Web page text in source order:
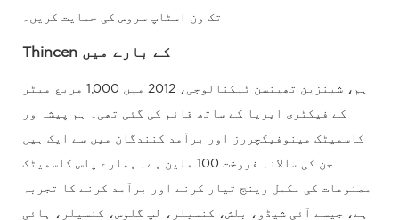
تک ون اسٹاپ سروس کی حمایت کریں۔
Thincen کے بارے میں
ہم، شینزین تھینسن ٹیکنالوجی، 2012 میں 1,000 مربع میٹر
کے فیکٹری ایریا کے ساتھ قائم کی گئی تھی۔ ہم پیشہ ور
کاسمیٹک مینوفیکچررز اور برآمد کنندگان میں سے ایک ہیں
جن کی سالانہ فروخت 100 ملین ہے۔ ہمارے پاس کاسمیٹک
مصنوعات کی مکمل رینج تیار کرنے اور برآمد کرنے کا تجربہ
ہے، جیسے آئی شیڈو، بلش، کنسیلر، لپ گلوس، کنسیلر، ہائی